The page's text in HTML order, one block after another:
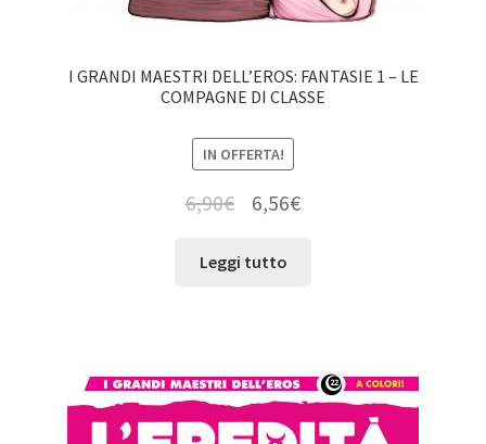
I GRANDI MAESTRI DELL’EROS: FANTASIE 1 – LE
COMPAGNE DI CLASSE
IN OFFERTA!
6,90€ 6,56€
Leggi tutto